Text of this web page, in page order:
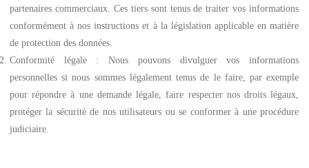
partenaires commerciaux. Ces tiers sont tenus de traiter vos informations
conformément à nos instructions et à la législation applicable en matière
de protection des données.
Conformité légale : Nous pouvons divulguer vos informations
personnelles si nous sommes légalement tenus de le faire, par exemple
pour répondre à une demande légale, faire respecter nos droits légaux,
protéger la sécurité de nos utilisateurs ou se conformer à une procédure
judiciaire.